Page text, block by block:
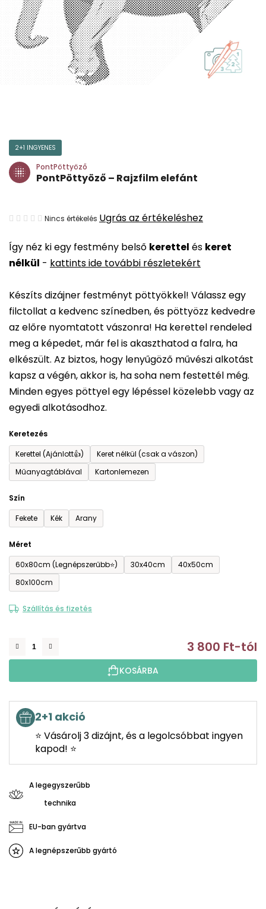
Így néz ki egy festmény belső kerettel és keret
nélkül - kattints ide további részletekért
Készíts dizájner festményt pöttyökkel! Válassz egy
filctollat a kedvenc színedben, és pöttyözz kedvedre
az előre nyomtatott vászonra! Ha kerettel rendeled
meg a képedet, már fel is akaszthatod a falra, ha
elkészült. Az biztos, hogy lenyűgöző művészi alkotást
kapsz a végén, akkor is, ha soha nem festettél még.
Minden egyes pöttyel egy lépéssel közelebb vagy az
egyedi alkotásodhoz.
Keretezés
Kerettel (Ajánlott👍)
Keret nélkül (csak a vászon)
Műanyagtáblával
Kartonlemezen
Szín
Fekete
Kék Arany
Méret
60x80cm (Legnépszerűbb⭐)
30x40cm
40x50cm
80x100cm
Szállítás és fizetés
3 800 Ft-tól
KOSÁRBA
2+1 akció
⭐ Vásárolj 3 dizájnt, és a legolcsóbbat ingyen
kapod! ⭐
A legegyszerűbb
technika
EU-ban gyártva
A legnépszerűbb gyártó
2+1 INGYENES
PontPöttyöző
PontPöttyöző – Rajzfilm elefánt
A
átlagos
értékelése
ből
0,0
csillag.
Nincs értékelés Ugrás az értékeléshez